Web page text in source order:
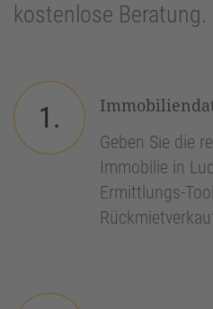
kostenlose Beratung.
1.
Geben Sie die
Immobilie in
Ermittlungs-